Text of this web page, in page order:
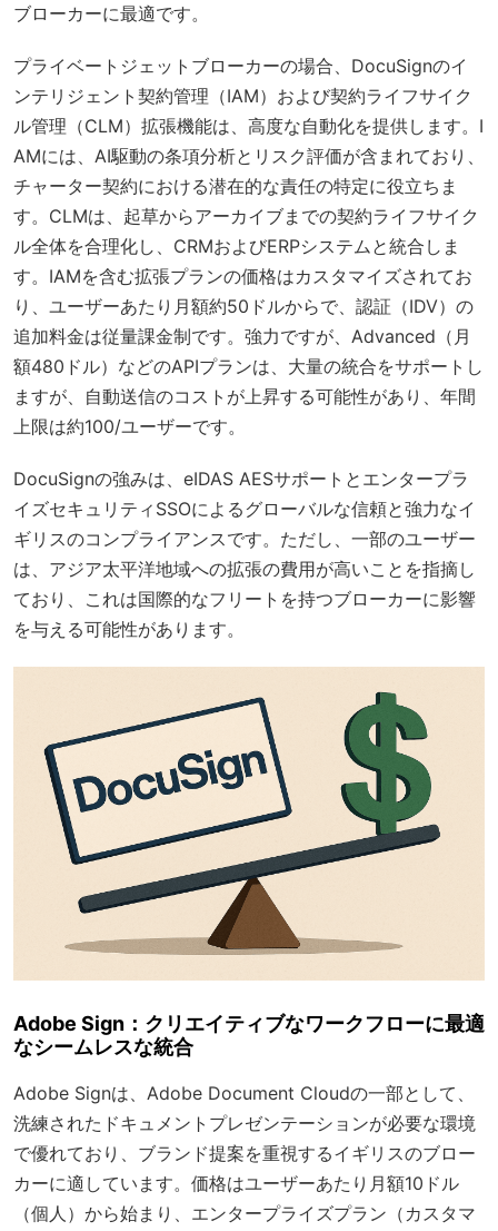
ブローカーに最適です。
プライベートジェットブローカーの場合、DocuSignのイ
ンテリジェント契約管理（IAM）および契約ライフサイク
ル管理（CLM）拡張機能は、高度な自動化を提供します。I
AMには、AI駆動の条項分析とリスク評価が含まれており、
チャーター契約における潜在的な責任の特定に役立ちま
す。CLMは、起草からアーカイブまでの契約ライフサイク
ル全体を合理化し、CRMおよびERPシステムと統合しま
す。IAMを含む拡張プランの価格はカスタマイズされてお
り、ユーザーあたり月額約50ドルからで、認証（IDV）の
追加料金は従量課金制です。強力ですが、Advanced（月
額480ドル）などのAPIプランは、大量の統合をサポートし
ますが、自動送信のコストが上昇する可能性があり、年間
上限は約100/ユーザーです。
DocuSignの強みは、eIDAS AESサポートとエンタープラ
イズセキュリティSSOによるグローバルな信頼と強力なイ
ギリスのコンプライアンスです。ただし、一部のユーザー
は、アジア太平洋地域への拡張の費用が高いことを指摘し
ており、これは国際的なフリートを持つブローカーに影響
を与える可能性があります。
Adobe Sign：クリエイティブなワークフローに最適
なシームレスな統合
Adobe Signは、Adobe Document Cloudの一部として、
洗練されたドキュメントプレゼンテーションが必要な環境
で優れており、ブランド提案を重視するイギリスのブロー
カーに適しています。価格はユーザーあたり月額10ドル
（個人）から始まり、エンタープライズプラン（カスタマ